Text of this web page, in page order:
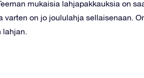
mukaisia lahjapakkauksia on
on jo joululahja sellaisenaan.
lahjan.